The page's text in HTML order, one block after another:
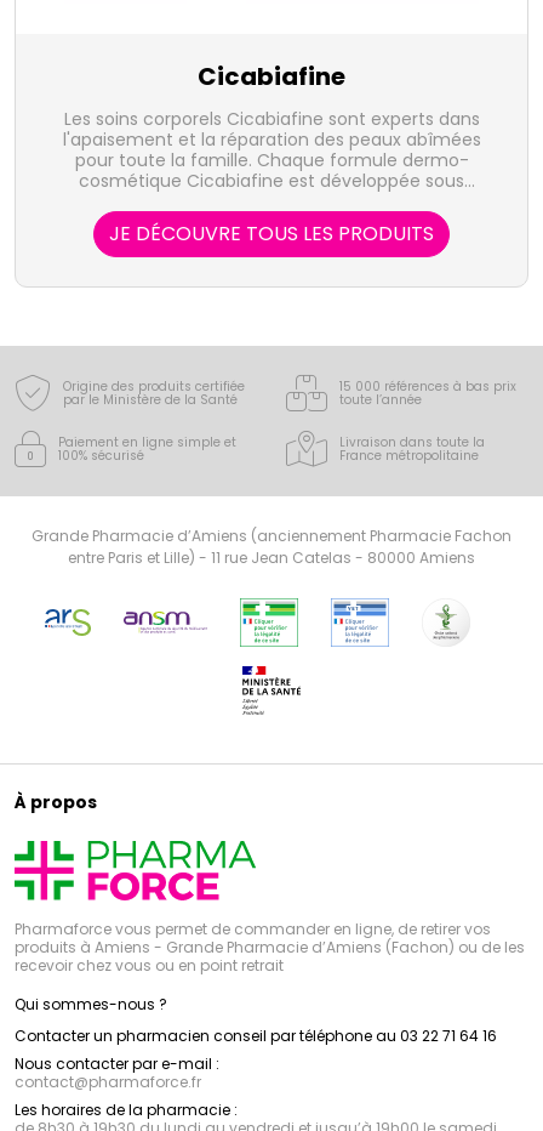
Cicabiafine
Les soins corporels Cicabiafine sont experts dans
l'apaisement et la réparation des peaux abîmées
pour toute la famille. Chaque formule dermo-
cosmétique Cicabiafine est développée sous
protèger votre peau.
JE DÉCOUVRE TOUS LES PRODUITS
Origine des produits certifiée
par le Ministère de la Santé
15 000 références à bas prix
toute l’année
Paiement en ligne simple et
100% sécurisé
Livraison dans toute la
France métropolitaine
Grande Pharmacie d’Amiens (anciennement Pharmacie Fachon
entre Paris et Lille) - 11 rue Jean Catelas - 80000 Amiens
À propos
Pharmaforce vous permet de commander en ligne, de retirer vos
produits à Amiens - Grande Pharmacie d’Amiens (Fachon) ou de les
recevoir chez vous ou en point retrait
Qui sommes-nous ?
Contacter un pharmacien conseil par téléphone au 03 22 71 64 16
Nous contacter par e-mail :
contact@pharmaforce.fr
Les horaires de la pharmacie :